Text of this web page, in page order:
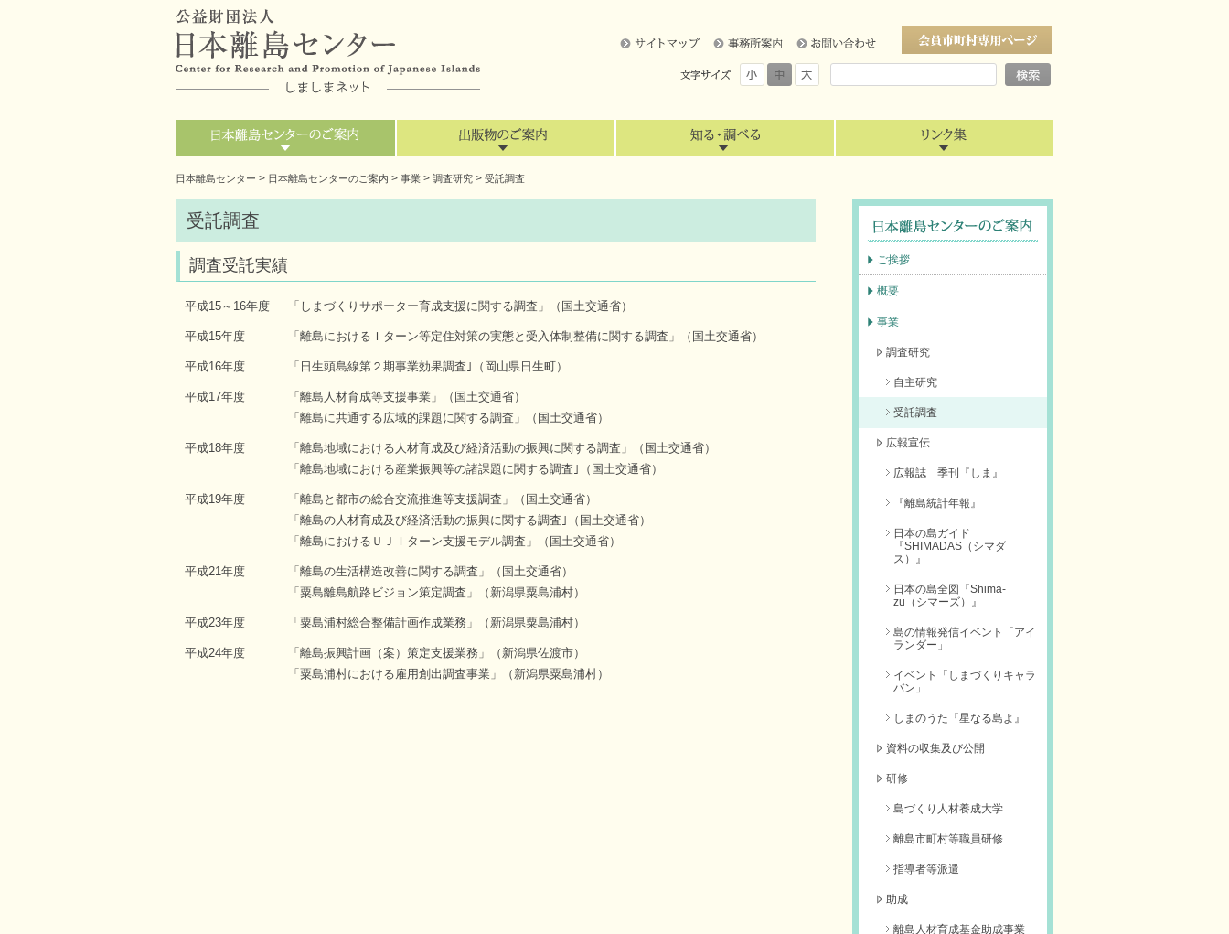
日本離島センター > 日本離島センターのご案内 > 事業 > 調査研究 > 受託調査
受託調査
調査受託実績
平成15～16年度 「しまづくりサポーター育成支援に関する調査」（国土交通省）
平成15年度 「離島におけるＩターン等定住対策の実態と受入体制整備に関する調査」（国土交通省）
平成16年度 「日生頭島線第２期事業効果調査｣（岡山県日生町）
平成17年度
「離島人材育成等支援事業」（国土交通省）
「離島に共通する広域的課題に関する調査」（国土交通省）
平成18年度
「離島地域における人材育成及び経済活動の振興に関する調査」（国土交通省）
「離島地域における産業振興等の諸課題に関する調査｣（国土交通省）
平成19年度
「離島と都市の総合交流推進等支援調査」（国土交通省）
「離島の人材育成及び経済活動の振興に関する調査｣（国土交通省）
「離島におけるＵＪＩターン支援モデル調査」（国土交通省）
平成21年度
「離島の生活構造改善に関する調査」（国土交通省）
「粟島離島航路ビジョン策定調査」（新潟県粟島浦村）
平成23年度 「粟島浦村総合整備計画作成業務」（新潟県粟島浦村）
平成24年度
「離島振興計画（案）策定支援業務」（新潟県佐渡市）
「粟島浦村における雇用創出調査事業」（新潟県粟島浦村）
ご挨拶
概要
事業
調査研究
自主研究
受託調査
広報宣伝
広報誌 季刊『しま』
『離島統計年報』
日本の島ガイド
『SHIMADAS（シマダ
ス）』
日本の島全図『Shima-
zu（シマーズ）』
島の情報発信イベント「アイ
ランダー」
イベント「しまづくりキャラ
バン」
しまのうた『星なる島よ』
資料の収集及び公開
研修
島づくり人材養成大学
離島市町村等職員研修
指導者等派遣
助成
離島人材育成基金助成事業